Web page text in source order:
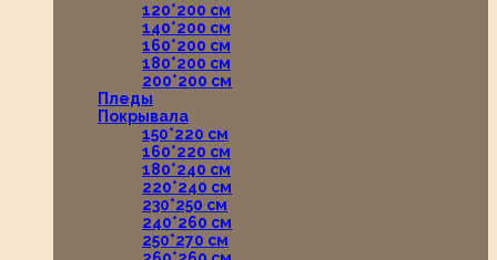
120*200 см
140*200 см
160*200 см
180*200 см
200*200 см
Пледы
Покрывала
150*220 см
160*220 см
180*240 см
220*240 см
230*250 см
240*260 см
250*270 см